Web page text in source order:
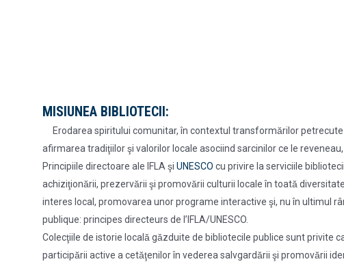
MISIUNEA BIBLIOTECII:
Erodarea spiritului comunitar, în contextul transformărilor
afirmarea tradiţiilor şi valorilor locale asociind sarcinilor ce le
Principiile directoare ale IFLA şi UNESCO cu privire la serviciile
achiziţionării, prezervării şi promovării culturii locale în toată
interes local, promovarea unor programe interactive şi, nu în ultimul
publique: principes directeurs de l’IFLA/UNESCO.
Colecţiile de istorie locală găzduite de bibliotecile publice sunt
participării active a cetăţenilor în vederea salvgardării şi promovării